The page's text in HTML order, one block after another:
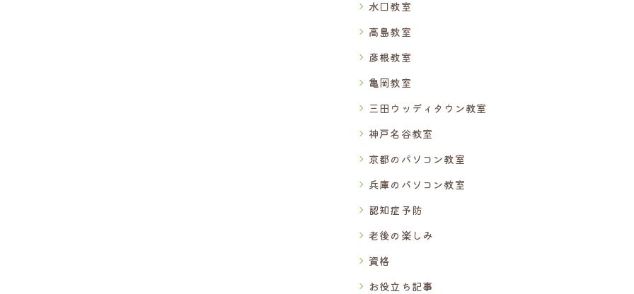
水口教室
高島教室
彦根教室
亀岡教室
三田ウッディタウン教室
神戸名谷教室
京都のパソコン教室
兵庫のパソコン教室
認知症予防
老後の楽しみ
資格
お役立ち記事